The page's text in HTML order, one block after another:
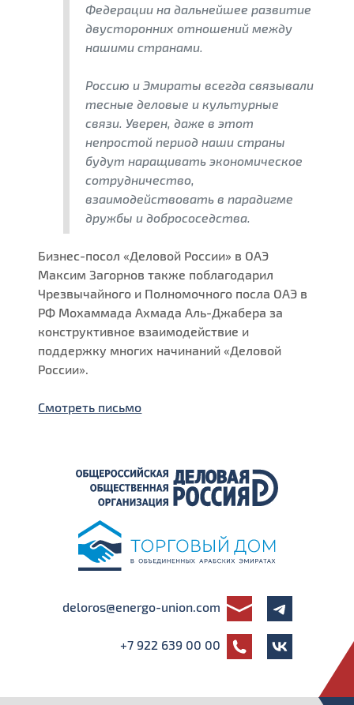
Федерации на дальнейшее развитие
двусторонних отношений между
нашими странами.
Россию и Эмираты всегда связывали
тесные деловые и культурные
связи. Уверен, даже в этот
непростой период наши страны
будут наращивать экономическое
сотрудничество,
взаимодействовать в парадигме
дружбы и добрососедства.
Бизнес-посол «Деловой России» в ОАЭ
Максим Загорнов также поблагодарил
Чрезвычайного и Полномочного посла ОАЭ в
РФ Мохаммада Ахмада Аль-Джабера за
конструктивное взаимодействие и
поддержку многих начинаний «Деловой
России».
Смотреть письмо
deloros@energo-union.com
+7 922 639 00 00